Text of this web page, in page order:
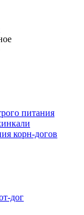
питания
корн-догов
дог